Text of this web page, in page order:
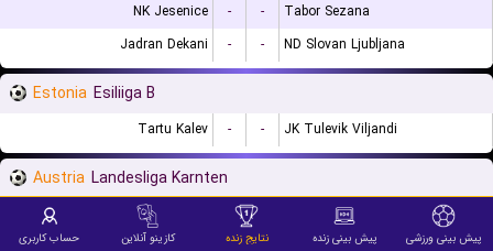
NK Jesenice
- -
Tabor Sezana
Jadran Dekani
- - ND Slovan Ljubljana
Estonia Esiliiga B
Tartu Kalev - - JK Tulevik Viljandi
Austria Landesliga Karnten
SAK Klagenfurt KAC 1909
پیش بینی ورزشی پیش بینی زنده نتایج زنده کازینو آنلاین حساب کاربری